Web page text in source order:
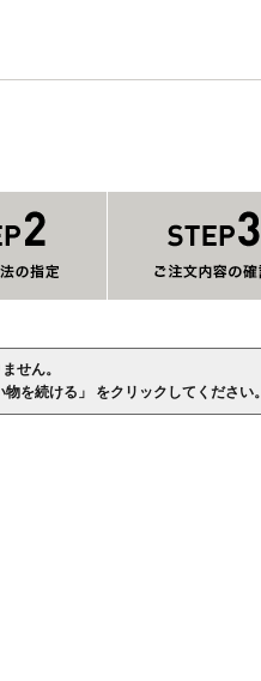
せん。
を続ける」 をクリックしてください。